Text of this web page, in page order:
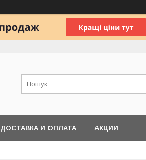
ДОСТАВКА И ОПЛАТА АКЦИИ